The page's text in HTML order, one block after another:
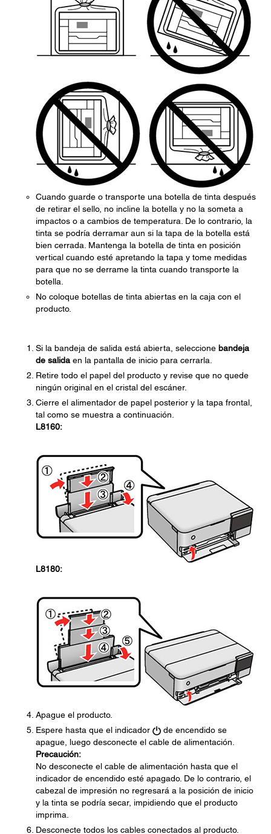
Cuando guarde o transporte una botella de tinta después
de retirar el sello, no incline la botella y no la someta a
impactos o a cambios de temperatura. De lo contrario, la
tinta se podría derramar aun si la tapa de la botella está
bien cerrada. Mantenga la botella de tinta en posición
vertical cuando esté apretando la tapa y tome medidas
para que no se derrame la tinta cuando transporte la
botella.
No coloque botellas de tinta abiertas en la caja con el
producto.
Si la bandeja de salida está abierta, seleccione bandeja
de salida en la pantalla de inicio para cerrarla.
Retire todo el papel del producto y revise que no quede
ningún original en el cristal del escáner.
Cierre el alimentador de papel posterior y la tapa frontal,
tal como se muestra a continuación.
L8160:
L8180:
Apague el producto.
Espere hasta que el indicador
de encendido se
apague, luego desconecte el cable de alimentación.
Precaución:
No desconecte el cable de alimentación hasta que el
indicador de encendido esté apagado. De lo contrario, el
cabezal de impresión no regresará a la posición de inicio
y la tinta se podría secar, impidiendo que el producto
imprima.
Desconecte todos los cables conectados al producto.